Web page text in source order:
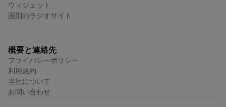
ウィジェット
国別のラジオサイト
概要と連絡先
プライバシーポリシー
利用規約
当社について
お問い合わせ